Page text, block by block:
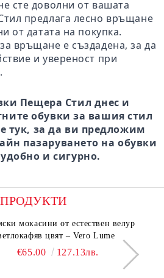
сте доволни от вашата
предлага лесно връщане
от датата на покупка.
връщане е създадена, за да
и увереност при
Пещера Стил днес и
обувки за вашия стил
тук, за да ви предложим
пазаруването на обувки
и сигурно.
мокасини от естествен велур
цвят – Vero Lume
€65.00 127.13лв.